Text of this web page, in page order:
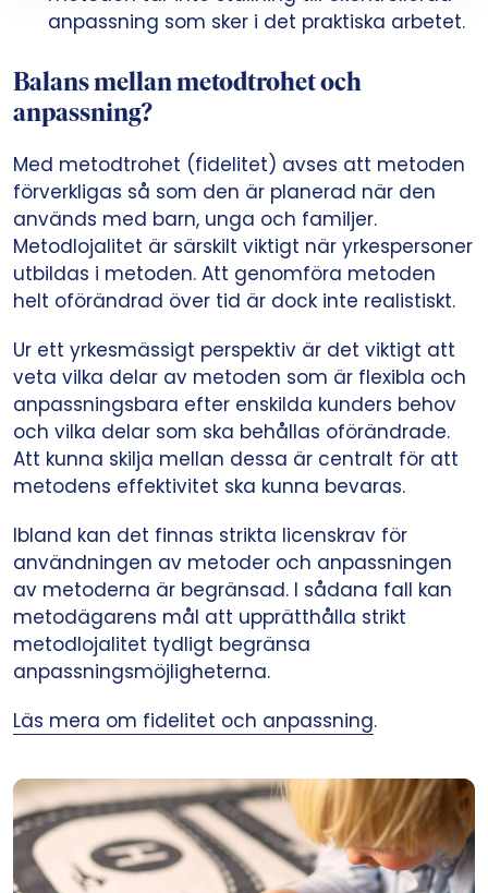
anpassning som sker i det praktiska arbetet.
Balans mellan metodtrohet och
anpassning?
Med metodtrohet (fidelitet) avses att metoden
förverkligas så som den är planerad när den
används med barn, unga och familjer.
Metodlojalitet är särskilt viktigt när yrkespersoner
utbildas i metoden. Att genomföra metoden
helt oförändrad över tid är dock inte realistiskt.
Ur ett yrkesmässigt perspektiv är det viktigt att
veta vilka delar av metoden som är flexibla och
anpassningsbara efter enskilda kunders behov
och vilka delar som ska behållas oförändrade.
Att kunna skilja mellan dessa är centralt för att
metodens effektivitet ska kunna bevaras.
Ibland kan det finnas strikta licenskrav för
användningen av metoder och anpassningen
av metoderna är begränsad. I sådana fall kan
metodägarens mål att upprätthålla strikt
metodlojalitet tydligt begränsa
anpassningsmöjligheterna.
Läs mera om fidelitet och anpassning.